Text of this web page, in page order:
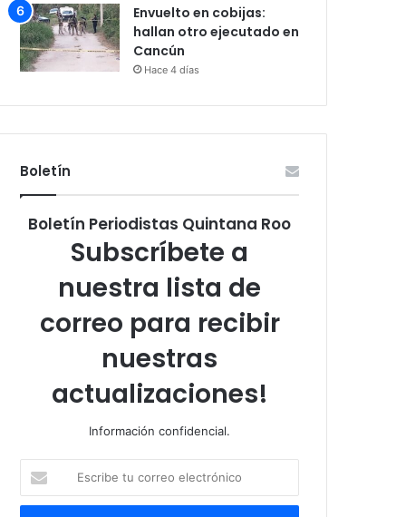
Envuelto en cobijas:
hallan otro ejecutado en
Cancún
Hace 4 días
Boletín
Boletín Periodistas Quintana Roo
Subscríbete a
nuestra lista de
correo para recibir
nuestras
actualizaciones!
Información confidencial.
tu
correo